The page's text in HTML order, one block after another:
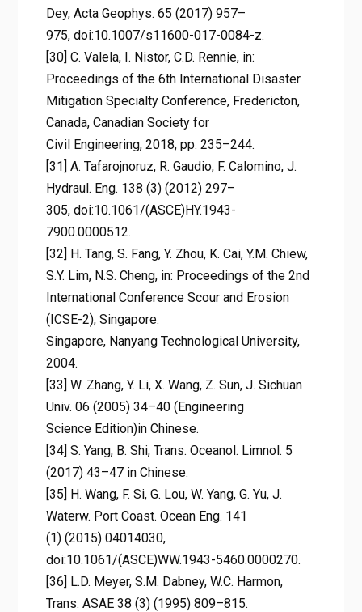
Dey, Acta Geophys. 65 (2017) 957–
975, doi:10.1007/s11600-017-0084-z.
[30] C. Valela, I. Nistor, C.D. Rennie, in:
Proceedings of the 6th International Disaster
Mitigation Specialty Conference, Fredericton,
Canada, Canadian Society for
Civil Engineering, 2018, pp. 235–244.
[31] A. Tafarojnoruz, R. Gaudio, F. Calomino, J.
Hydraul. Eng. 138 (3) (2012) 297–
305, doi:10.1061/(ASCE)HY.1943-
7900.0000512.
[32] H. Tang, S. Fang, Y. Zhou, K. Cai, Y.M. Chiew,
S.Y. Lim, N.S. Cheng, in: Proceedings of the 2nd
International Conference Scour and Erosion
(ICSE-2), Singapore.
Singapore, Nanyang Technological University,
2004.
[33] W. Zhang, Y. Li, X. Wang, Z. Sun, J. Sichuan
Univ. 06 (2005) 34–40 (Engineering
Science Edition)in Chinese.
[34] S. Yang, B. Shi, Trans. Oceanol. Limnol. 5
(2017) 43–47 in Chinese.
[35] H. Wang, F. Si, G. Lou, W. Yang, G. Yu, J.
Waterw. Port Coast. Ocean Eng. 141
(1) (2015) 04014030,
doi:10.1061/(ASCE)WW.1943-5460.0000270.
[36] L.D. Meyer, S.M. Dabney, W.C. Harmon,
Trans. ASAE 38 (3) (1995) 809–815.